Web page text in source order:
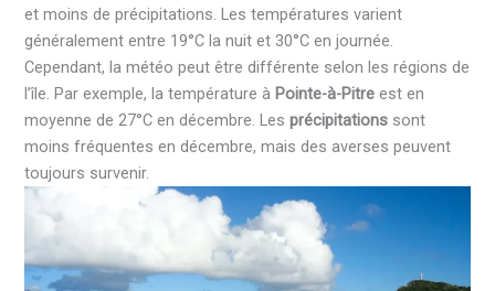
et moins de précipitations. Les températures varient
généralement entre 19°C la nuit et 30°C en journée.
Cependant, la météo peut être différente selon les régions de
l’île. Par exemple, la température à Pointe-à-Pitre est en
moyenne de 27°C en décembre. Lesprécipitations sont
moins fréquentes en décembre, mais des averses peuvent
toujours survenir.